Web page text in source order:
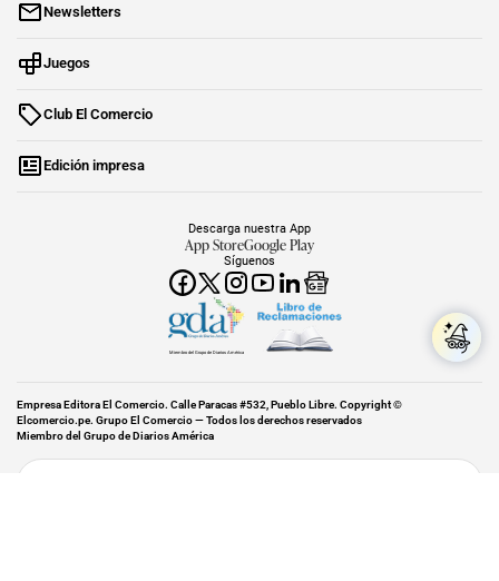
Newsletters
Juegos
Club El Comercio
Edición impresa
Síguenos
Descarga nuestra App
App StoreGoogle Play
Miembro del Grupo de Diarios América
Empresa Editora El Comercio. Calle Paracas #532, Pueblo Libre. Copyright ©
Elcomercio.pe. Grupo El Comercio — Todos los derechos reservados
Miembro del Grupo de Diarios América